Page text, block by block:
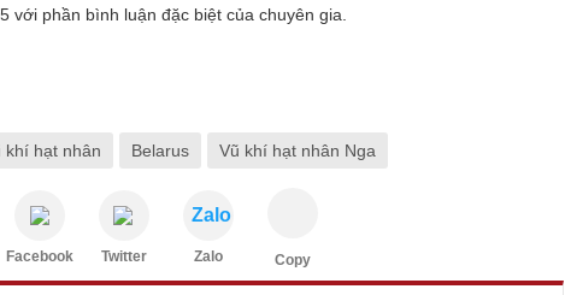
với phần bình luận đặc biệt của chuyên gia.
khí hạt nhân Belarus Vũ khí hạt nhân Nga
Facebook Twitter
Zalo
Zalo Copy